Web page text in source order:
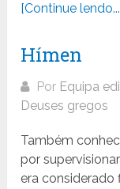
[Continue
Hímen
Por Equipa
Deuses gregos
Também
por
era considerado